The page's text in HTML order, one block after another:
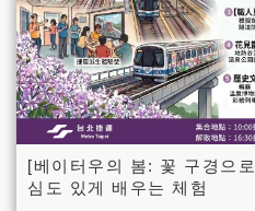
[베이터우의 봄: 꽃 구경으
심도 있게 배우는 체험